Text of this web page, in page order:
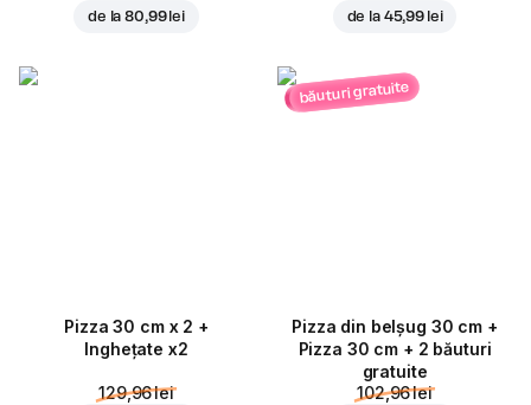
de la80,99 lei de la 45,99 lei
Pizza 30 cm x 2 +
Inghețate x2
129,96 lei
băuturi gratuite
Pizza din belșug 30 cm +
Pizza 30 cm + 2 băuturi
gratuite
102,96 lei